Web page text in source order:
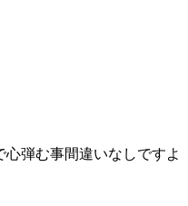
弾む事間違いなしですよ